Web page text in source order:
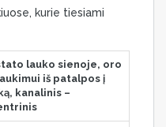
kurie tiesiami
lauko sienoje, oro
iš patalpos į
kanalinis –